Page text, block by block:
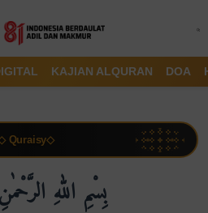
KAJIAN ALQURAN DOA
Quraisy◇
بِسْمِ اللهِ